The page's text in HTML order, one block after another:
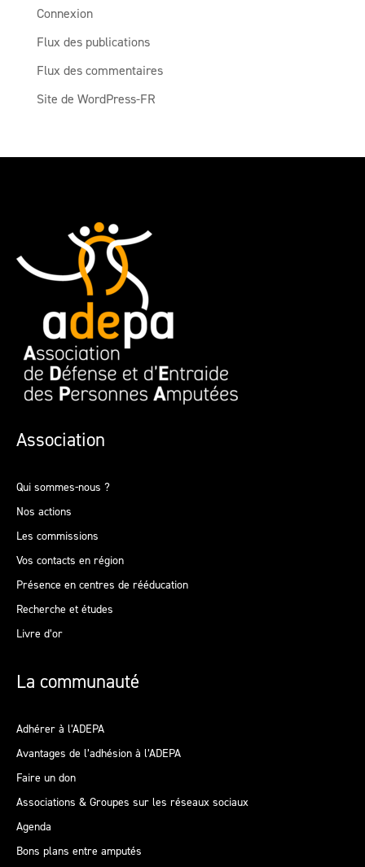
Connexion
Flux des publications
Flux des commentaires
Site de WordPress-FR
Association
Qui sommes-nous ?
Nos actions
Les commissions
Vos contacts en région
Présence en centres de rééducation
Recherche et études
Livre d’or
La communauté
Adhérer à l’ADEPA
Avantages de l’adhésion à l’ADEPA
Faire un don
Associations & Groupes sur les réseaux sociaux
Agenda
Bons plans entre amputés